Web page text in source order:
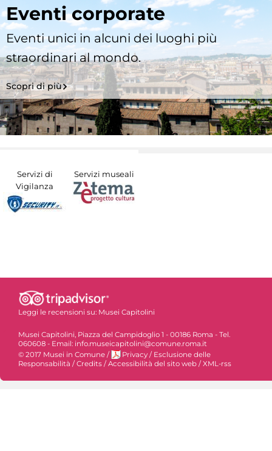
Eventi corporate
Eventi unici in alcuni dei luoghi più
straordinari al mondo.
Scopri di più
Servizi di
Vigilanza
Servizi museali
Leggi le recensioni su: Musei Capitolini
Musei Capitolini, Piazza del Campidoglio 1 - 00186 Roma - Tel.
060608 - Email: info.museicapitolini@comune.roma.it
© 2017 Musei in Comune / Privacy / Esclusione delle
Responsabilità /Credits /Accessibilità del sito web /XML-rss